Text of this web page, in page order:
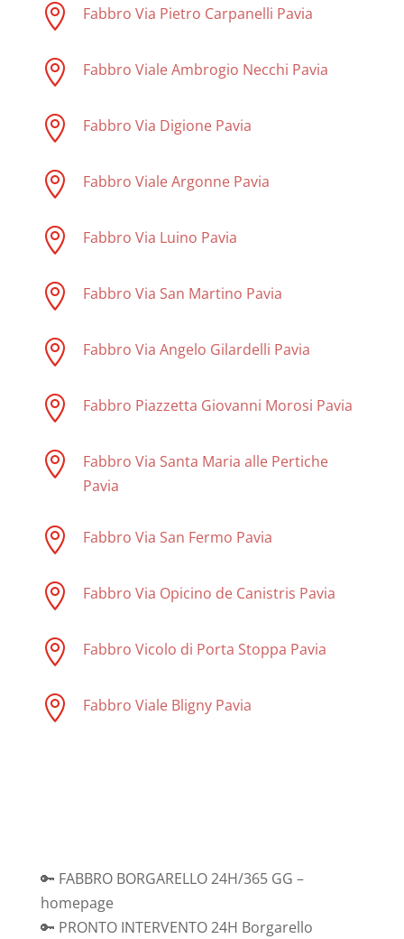
 Fabbro Via Pietro Carpanelli Pavia
 Fabbro Viale Ambrogio Necchi Pavia
 Fabbro Via Digione Pavia
 Fabbro Viale Argonne Pavia
 Fabbro Via Luino Pavia
 Fabbro Via San Martino Pavia
 Fabbro Via Angelo Gilardelli Pavia
 Fabbro Piazzetta Giovanni Morosi Pavia

Fabbro Via Santa Maria alle Pertiche
Pavia
 Fabbro Via San Fermo Pavia
 Fabbro Via Opicino de Canistris Pavia
 Fabbro Vicolo di Porta Stoppa Pavia
 Fabbro Viale Bligny Pavia
🔑 FABBRO BORGARELLO 24H/365 GG –
homepage
🔑 PRONTO INTERVENTO 24H Borgarello